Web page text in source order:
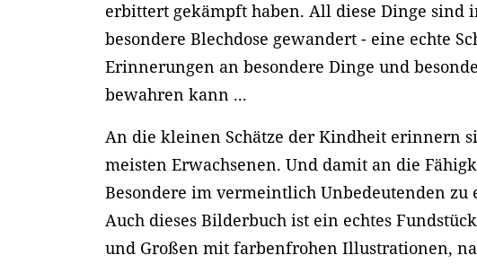
erbittert gekämpft haben. All diese Dinge sind
besondere Blechdose gewandert - eine echte
Erinnerungen an besondere Dinge und
bewahren kann ...
An die kleinen Schätze der Kindheit erinnern
meisten Erwachsenen. Und damit an die
Besondere im vermeintlich Unbedeutenden zu
Auch dieses Bilderbuch ist ein echtes
und Großen mit farbenfrohen Illustrationen,